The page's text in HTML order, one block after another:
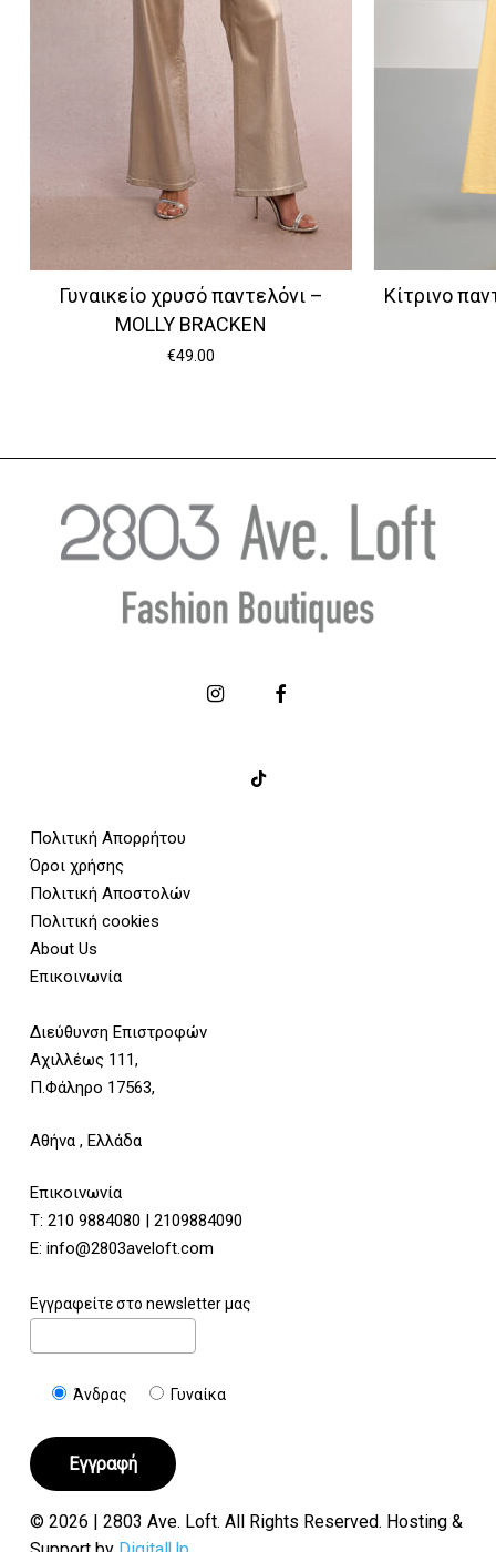
Γυναικείο χρυσό παντελόνι –
MOLLY BRACKEN
€49.00
Κίτρινο
Πολιτική Απορρήτου
Όροι χρήσης
Πολιτική Αποστολών
Πολιτική cookies
About Us
Επικοινωνία
Διεύθυνση Επιστροφών
Αχιλλέως 111,
Π.Φάληρο 17563,
Αθήνα , Ελλάδα
Επικοινωνία
Τ: 210 9884080 | 2109884090
E: info@2803aveloft.com
Εγγραφείτε στο newsletter μας
Άνδρας Γυναίκα
© 2026 | 2803 Ave. Loft. All Rights Reserved. Hosting &